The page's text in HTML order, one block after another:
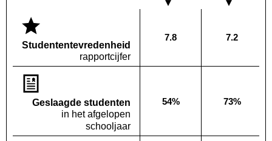
Studenten­tevredenheid
rapportcijfer
Deze opleiding:
7.8 Landelijk
7.2
Geslaagde studenten
in het afgelopen
schooljaar
Deze opleiding:
54% Landelijk
73%